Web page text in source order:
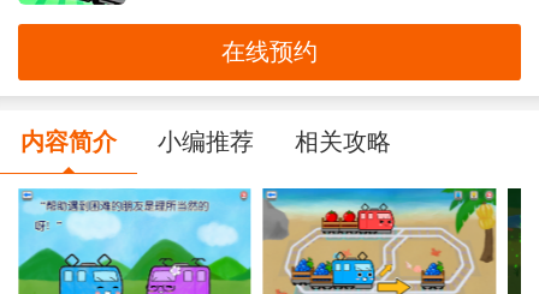
在线预约
内容简介 小编推荐 相关攻略